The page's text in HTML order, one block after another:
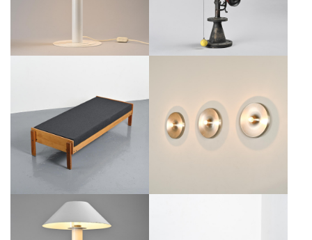
LIT BANQUETTE PAR PIERRE
GUARICHE, LA PLAGNE, VERS
1965
€1,200
APPLIQUE SÉLECTIONNÉE PAR
CHARLOTTE PERRIAND, POUR
LES ARCS CIRCA 1970
€550